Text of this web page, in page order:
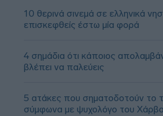
10 θερινά σινεμά σε ελληνικά
επισκεφθείς έστω μία φορά
4 σημάδια ότι κάποιος
βλέπει να παλεύεις
5 ατάκες που σηματοδοτούν το
σύμφωνα με ψυχολόγο του